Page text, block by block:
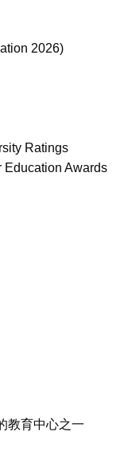
2026)
Ratings
Education Awards
教育中心之一